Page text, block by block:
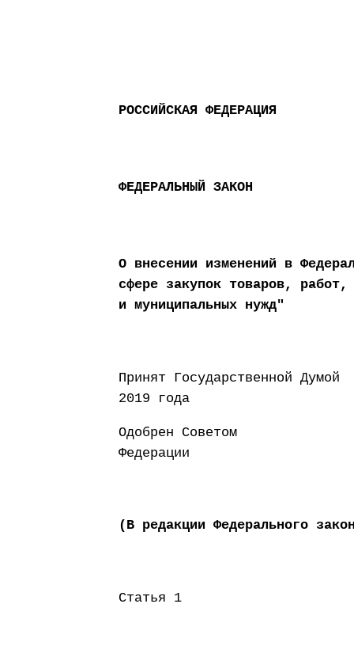
РОССИЙСКАЯ ФЕДЕРАЦИЯ
ФЕДЕРАЛЬНЫЙ ЗАКОН
О внесении изменений в
сфере закупок товаров, работ,
и муниципальных нужд"
Принят
2019 года
Одобрен Советом
Федерации 22
(В редакции Федерального
Статья 1